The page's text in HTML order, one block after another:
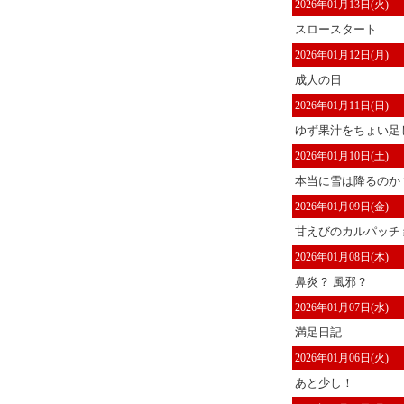
2026年01月13日(火)
スロースタート
2026年01月12日(月)
成人の日
2026年01月11日(日)
ゆず果汁をちょい足
2026年01月10日(土)
本当に雪は降るのか
2026年01月09日(金)
甘えびのカルパッチ
2026年01月08日(木)
鼻炎？ 風邪？
2026年01月07日(水)
満足日記
2026年01月06日(火)
あと少し！